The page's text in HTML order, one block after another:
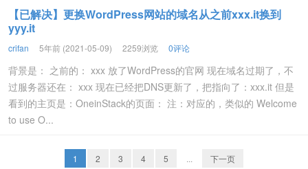
【已解决】更换WordPress网站的域名从之前xxx.it换到
yyy.it
crifan 5年前 (2021-05-09) 2259浏览 0评论
背景是： 之前的： xxx 放了WordPress的官网 现在域名过期了，不
过服务器还在： xxx 现在已经把DNS更新了，把指向了：xxx.it 但是
看到的主页是：OneinStack的页面： 注：对应的，类似的 Welcome
to use O...
1 2 3 4 5 下一页